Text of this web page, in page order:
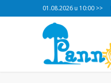
01.08.2026 u 10:00 >>
30 g/L)